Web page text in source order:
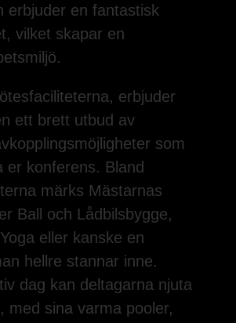
erbjuder en fantastisk
vilket skapar en
erbjuder
ett brett utbud av
som
er konferens. Bland
märks Mästarnas
Ball och Lådbilsbygge,
eller kanske en
hellre stannar inne.
dag kan deltagarna njuta
med sina varma pooler,